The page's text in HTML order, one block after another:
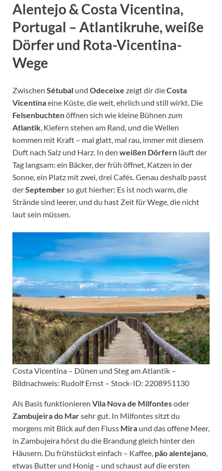
Alentejo & Costa Vicentina,
Portugal – Atlantikruhe, weiße
Dörfer und Rota-Vicentina-
Wege
Zwischen Sétubal und Odeceixe zeigt dir dieCosta
Vicentinaeine Küste, die weit, ehrlich und still wirkt. Die
Felsenbuchtenöffnen sich wie kleine Bühnen zum
Atlantik, Kiefern stehen am Rand, und die Wellen
kommen mit Kraft – mal glatt, mal rau, immer mit diesem
Duft nach Salz und Harz. In den weißen Dörfern läuft der
Tag langsam: ein Bäcker, der früh öffnet, Katzen in der
Sonne, ein Platz mit zwei, drei Cafés. Genau deshalb passt
derSeptemberso gut hierher: Es ist noch warm, die
Strände sind leerer, und du hast Zeit für Wege, die nicht
laut sein müssen.
Costa Vicentina – Dünen und Steg am Atlantik –
Bildnachweis: Rudolf Ernst – Stock-ID: 2208951130
Als Basis funktionieren Vila Nova de Milfontesoder
Zambujeira do Marsehr gut. In Milfontes sitzt du
morgens mit Blick auf den Fluss Mira und das offene Meer,
in Zambujeira hörst du die Brandung gleich hinter den
Häusern. Du frühstückst einfach – Kaffee, pão alentejano
etwas Butter und Honig – und schaust auf die ersten